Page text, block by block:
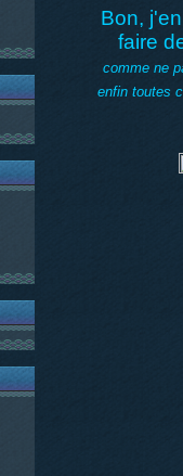
Bon,
faire
comme ne
enfin toutes